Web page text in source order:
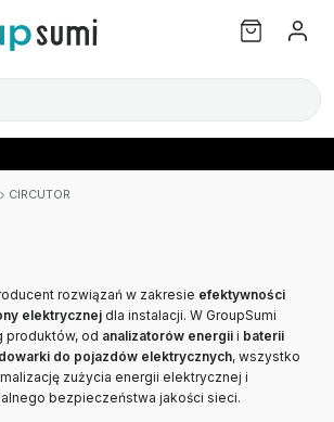
CIRCUTOR
rozwiązań w zakresie efektywności
elektrycznej dla instalacji. W GroupSumi
produktów, od analizatorów energii i baterii
do pojazdów elektrycznych, wszystko
zużycia energii elektrycznej i
bezpieczeństwa jakości sieci.